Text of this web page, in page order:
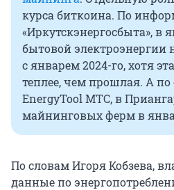
курса биткоина. По
«Иркутскэнергосбыта», в
бытовой электроэнергии
с январем 2024-го, хотя
теплее, чем прошлая. А
EnergyTool МТС, в
майнинговых ферм в
По словам Игоря Кобзева,
данные по